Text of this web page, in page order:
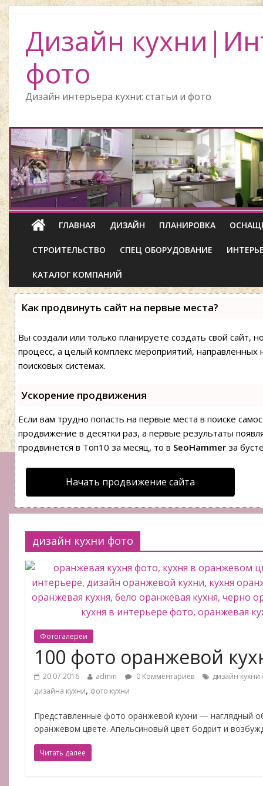
Дизайн
фото
Дизайн интерьера кухни: статьи и фото
ГЛАВНАЯ ДИЗАЙН ПЛАНИРОВКА
СТРОИТЕЛЬСТВО СПЕЦ ОБОРУДОВАНИЕ
КАТАЛОГ КОМПАНИЙ
Как продвинуть сайт на первые места?
Вы создали или только планируете создать свой сайт,
процесс, а целый комплекс мероприятий,
поисковых системах.
Ускорение продвижения
Если вам трудно попасть на первые места в поиске
продвижение в десятки раз, а первые результаты
продвинется в Топ10 за месяц, то в SeoHammerза
Начать продвижение сайта
дизайн кухни фото
Фотогалереи
100 фото оранжевой
20.07.2016 admin 0 Комментариев
дизайн кухни
дизайна кухни, фото кухни
Представленные фото оранжевой кухни — наглядный
оранжевом цвете. Апельсиновый цвет бодрит и
Читать далее